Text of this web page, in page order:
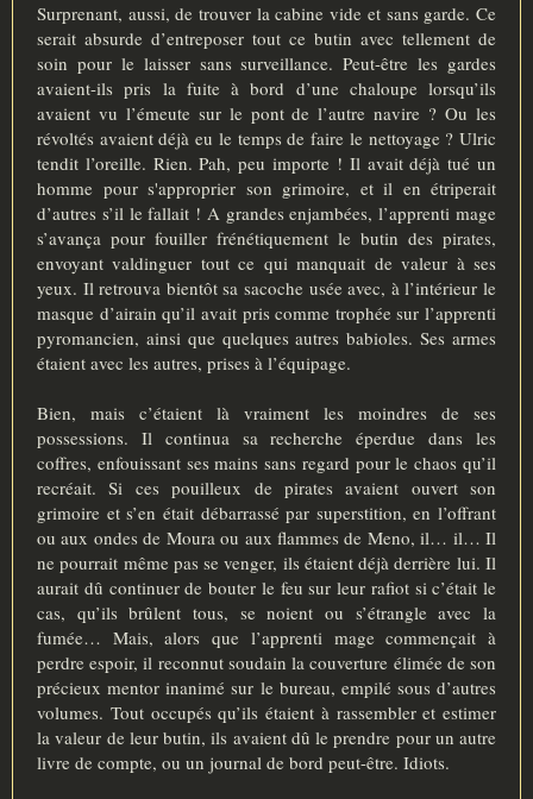
Surprenant, aussi, de trouver la cabine vide et sans garde. Ce
serait absurde d’entreposer tout ce butin avec tellement de
soin pour le laisser sans surveillance. Peut-être les gardes
avaient-ils pris la fuite à bord d’une chaloupe lorsqu’ils
avaient vu l’émeute sur le pont de l’autre navire ? Ou les
révoltés avaient déjà eu le temps de faire le nettoyage ? Ulric
tendit l’oreille. Rien. Pah, peu importe ! Il avait déjà tué un
homme pour s'approprier son grimoire, et il en étriperait
d’autres s’il le fallait ! A grandes enjambées, l’apprenti mage
s’avança pour fouiller frénétiquement le butin des pirates,
envoyant valdinguer tout ce qui manquait de valeur à ses
yeux. Il retrouva bientôt sa sacoche usée avec, à l’intérieur le
masque d’airain qu’il avait pris comme trophée sur l’apprenti
pyromancien, ainsi que quelques autres babioles. Ses armes
étaient avec les autres, prises à l’équipage.
Bien, mais c’étaient là vraiment les moindres de ses
possessions. Il continua sa recherche éperdue dans les
coffres, enfouissant ses mains sans regard pour le chaos qu’il
recréait. Si ces pouilleux de pirates avaient ouvert son
grimoire et s’en était débarrassé par superstition, en l’offrant
ou aux ondes de Moura ou aux flammes de Meno, il… il… Il
ne pourrait même pas se venger, ils étaient déjà derrière lui. Il
aurait dû continuer de bouter le feu sur leur rafiot si c’était le
cas, qu’ils brûlent tous, se noient ou s’étrangle avec la
fumée… Mais, alors que l’apprenti mage commençait à
perdre espoir, il reconnut soudain la couverture élimée de son
précieux mentor inanimé sur le bureau, empilé sous d’autres
volumes. Tout occupés qu’ils étaient à rassembler et estimer
la valeur de leur butin, ils avaient dû le prendre pour un autre
livre de compte, ou un journal de bord peut-être. Idiots.